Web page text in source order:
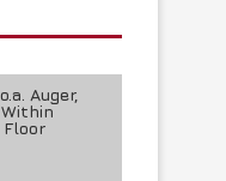
Auger,